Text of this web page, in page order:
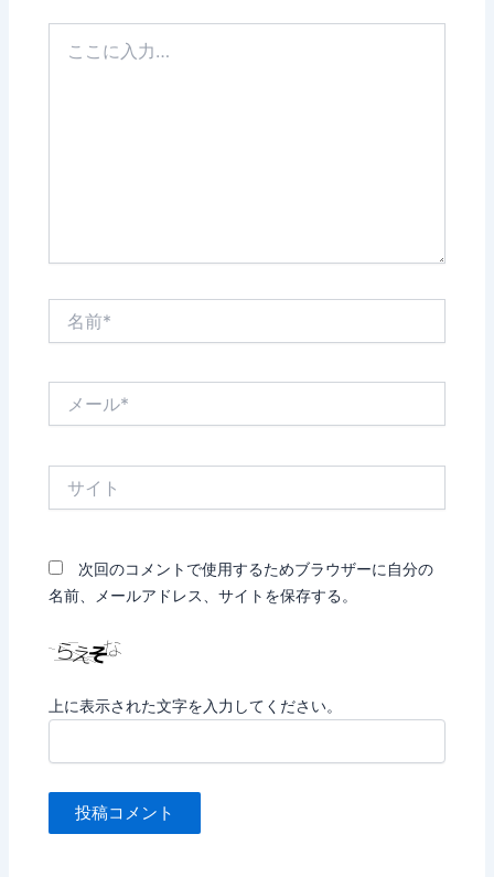
次回のコメントで使用するためブラウザーに自分の
名前、メールアドレス、サイトを保存する。
上に表示された文字を入力してください。